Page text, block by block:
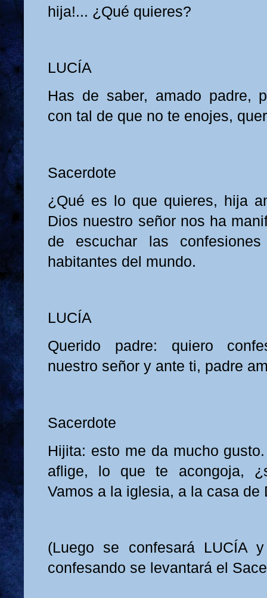
hija!... ¿Qué quieres?
LUCÍA
Has de saber, amado padre,
con tal de que no te enojes,
Sacerdote
¿Qué es lo que quieres, hija
Dios nuestro señor nos ha
de escuchar las
habitantes del mundo.
LUCÍA
Querido padre: quiero
nuestro señor y ante ti, padre
Sacerdote
Hijita: esto me da mucho
aflige, lo que te acongoja,
Vamos a la iglesia, a la casa de
(Luego se confesará LUCÍA
confesando se levantará el